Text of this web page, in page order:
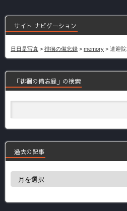
サイト ナビゲーション
日日是写真 > 徘徊の備忘録 > memory > 遣迎院
「徘徊の備忘録」の検索
過去の記事
過
事